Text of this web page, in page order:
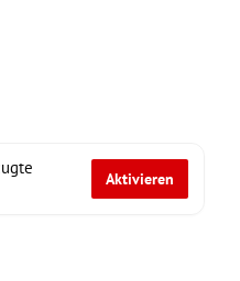
Aktivieren